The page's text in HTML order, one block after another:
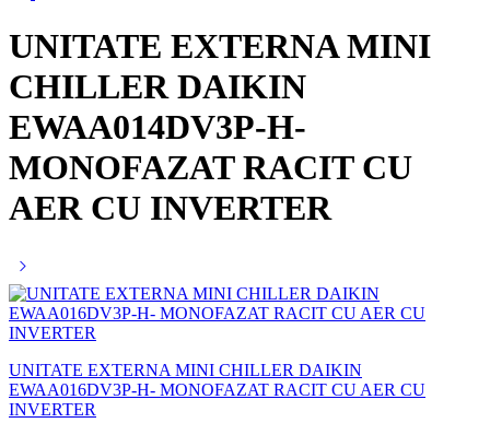
UNITATE EXTERNA MINI
CHILLER DAIKIN
EWAA014DV3P-H-
MONOFAZAT RACIT CU
AER CU INVERTER
UNITATE EXTERNA MINI CHILLER DAIKIN
EWAA016DV3P-H- MONOFAZAT RACIT CU AER CU
INVERTER